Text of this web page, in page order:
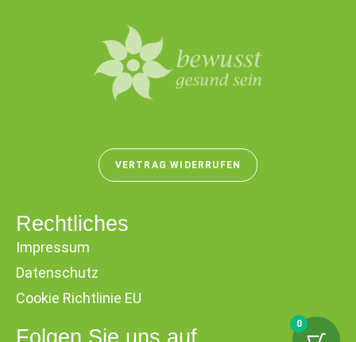
VERTRAG WIDERRUFEN
Rechtliches
Impressum
Datenschutz
Cookie Richtlinie EU
Folgen Sie uns auf
0